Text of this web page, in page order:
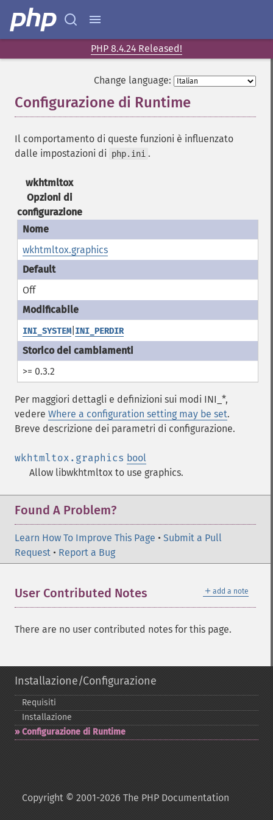
PHP 8.4.24 Released!
Change language:
Configurazione di Runtime
Il comportamento di queste funzioni è influenzato
dalle impostazioni di
php.ini .
wkhtmltox
Opzioni di
configurazione
wkhtmltox.graphics
Off
INI_SYSTEM| INI_PERDIR
>= 0.3.2
Per maggiori dettagli e definizioni sui modi INI_*,
vedere Where a configuration setting may be set.
Breve descrizione dei parametri di configurazione.
wkhtmltox.graphics bool
Allow libwkhtmltox to use graphics.
Found A Problem?
Learn How To Improve This Page • Submit a Pull
Request • Report a Bug
＋ add a note
User Contributed Notes
There are no user contributed notes for this page.
Installazione/Configurazione
Requisiti
Installazione
Configurazione di Runtime
Copyright © 2001-2026 The PHP Documentation